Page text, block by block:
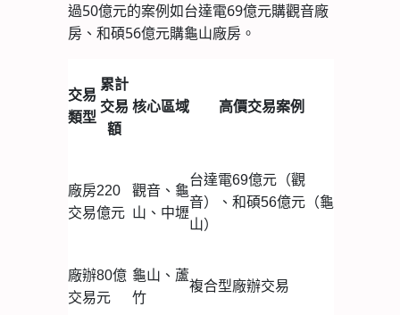
過50億元的案例如台達電69億元購觀音廠
房、和碩56億元購龜山廠房。
交易
類型
累計
交易
額
核心區域 高價交易案例
廠房
交易
220
億元
觀音、龜
山、中壢
台達電69億元（觀
音）、和碩56億元（龜
山）
廠辦
交易
80億
元
龜山、蘆
竹
複合型廠辦交易